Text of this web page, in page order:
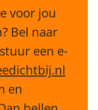
voor jou
Bel naar
een e-
en